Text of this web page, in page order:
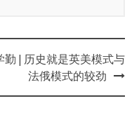
勤 | 历史就是英美模式与
法俄模式的较劲